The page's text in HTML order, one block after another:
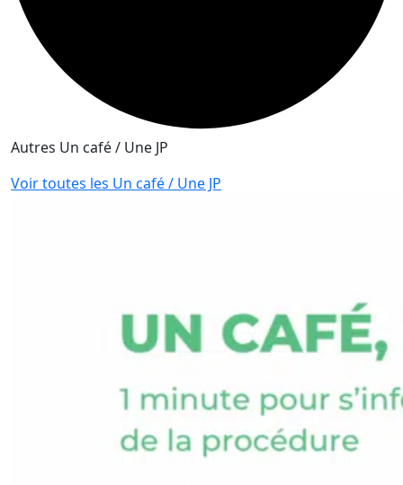
Autres Un café / Une JP
Voir toutes les Un café / Une JP